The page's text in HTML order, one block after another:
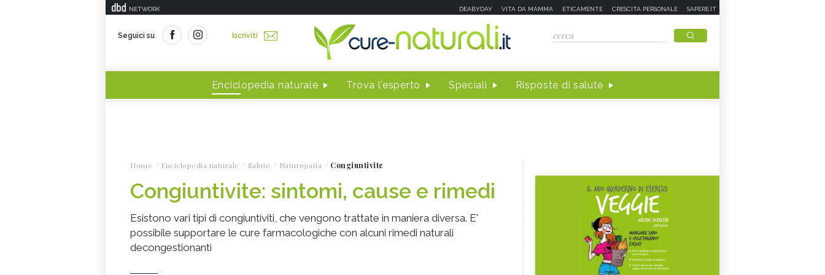
NETWORK DEABYDAY VITA DA MAMMA ETICAMENTE CRESCITA PERSONALE SAPERE.IT
Seguici su Iscriviti
Enciclopedia naturale Trova l'esperto Speciali Risposte di salute
Home Enciclopedia naturale Salute Naturopatia Congiuntivite
Congiuntivite: sintomi, cause e rimedi
Esistono vari tipi di congiuntiviti, che vengono trattate in maniera diversa. E'
possibile supportare le cure farmacologiche con alcuni rimedi naturali
decongestionanti